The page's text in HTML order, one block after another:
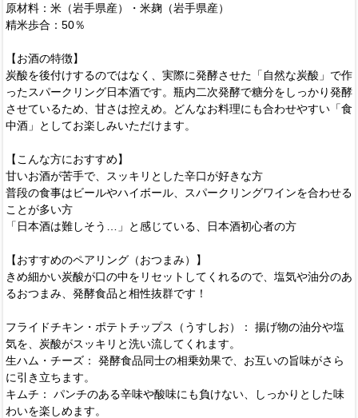
原材料：米（岩手県産）・米麹（岩手県産）
精米歩合：50％
【お酒の特徴】
炭酸を後付けするのではなく、実際に発酵させた「自然な炭酸」で作
ったスパークリング日本酒です。瓶内二次発酵で糖分をしっかり発酵
させているため、甘さは控えめ。どんなお料理にも合わせやすい「食
中酒」としてお楽しみいただけます。
【こんな方におすすめ】
甘いお酒が苦手で、スッキリとした辛口が好きな方
普段の食事はビールやハイボール、スパークリングワインを合わせる
ことが多い方
「日本酒は難しそう…」と感じている、日本酒初心者の方
【おすすめのペアリング（おつまみ）】
きめ細かい炭酸が口の中をリセットしてくれるので、塩気や油分のあ
るおつまみ、発酵食品と相性抜群です！
フライドチキン・ポテトチップス（うすしお）： 揚げ物の油分や塩
気を、炭酸がスッキリと洗い流してくれます。
生ハム・チーズ： 発酵食品同士の相乗効果で、お互いの旨味がさら
に引き立ちます。
キムチ： パンチのある辛味や酸味にも負けない、しっかりとした味
わいを楽しめます。